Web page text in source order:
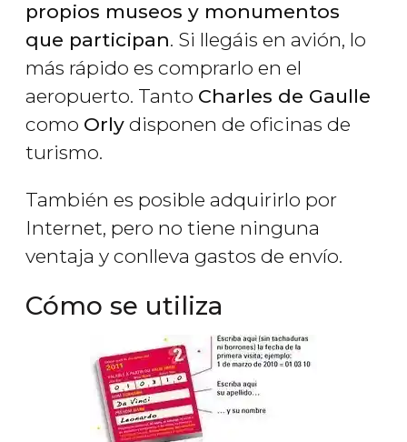
propios museos y monumentos
que participan. Si llegáis en avión, lo
más rápido es comprarlo en el
aeropuerto. Tanto Charles de Gaulle
como Orly disponen de oficinas de
turismo.
También es posible adquirirlo por
Internet, pero no tiene ninguna
ventaja y conlleva gastos de envío.
Cómo se utiliza